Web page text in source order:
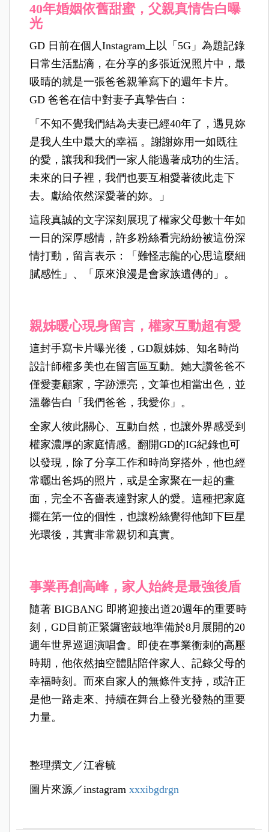
40年婚姻依舊甜蜜，父親真情告白曝
光
GD 日前在個人Instagram上以「5G」為題記錄
日常生活點滴，在分享的多張近況照片中，最
吸睛的就是一張爸爸親筆寫下的週年卡片。
GD 爸爸在信中對妻子真摯告白：
「不知不覺我們結為夫妻已經40年了，遇見妳
是我人生中最大的幸福 。謝謝妳用一如既往
的愛，讓我和我們一家人能過著成功的生活。
未來的日子裡，我們也要互相愛著彼此走下
去。獻給依然深愛著的妳。」
這段真誠的文字深刻展現了權家父母數十年如
一日的深厚感情，許多粉絲看完紛紛被這份深
情打動，留言表示：「難怪志龍的心思這麼細
膩感性」、「原來浪漫是會家族遺傳的」。
親姊暖心現身留言，權家互動超有愛
這封手寫卡片曝光後，GD親姊姊、知名時尚
設計師權多美也在留言區互動。她大讚爸爸不
僅愛妻顧家，字跡漂亮，文筆也相當出色，並
溫馨告白「我們爸爸，我愛你」。
全家人彼此關心、互動自然，也讓外界感受到
權家濃厚的家庭情感。翻開GD的IG紀錄也可
以發現，除了分享工作和時尚穿搭外，他也經
常曬出爸媽的照片，或是全家聚在一起的畫
面，完全不吝嗇表達對家人的愛。這種把家庭
擺在第一位的個性，也讓粉絲覺得他卸下巨星
光環後，其實非常親切和真實。
事業再創高峰，家人始終是最強後盾
隨著 BIGBANG 即將迎接出道20週年的重要時
刻，GD目前正緊鑼密鼓地準備於8月展開的20
週年世界巡迴演唱會。即使在事業衝刺的高壓
時期，他依然抽空體貼陪伴家人、記錄父母的
幸福時刻。而來自家人的無條件支持，或許正
是他一路走來、持續在舞台上發光發熱的重要
力量。
整理撰文／江睿毓
圖片來源／instagramxxxibgdrgn